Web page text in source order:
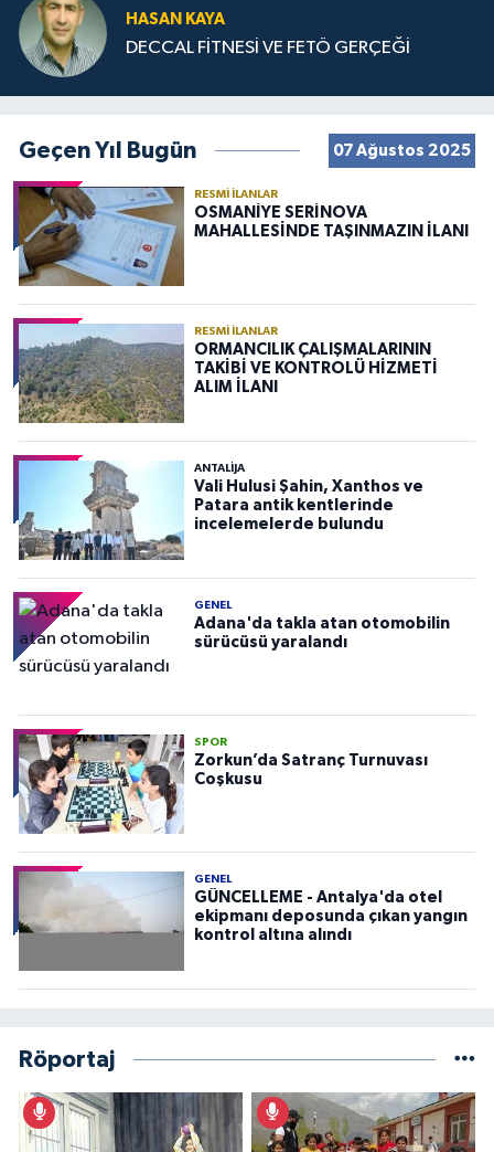
HASAN KAYA
DECCAL FİTNESİ VE FETÖ GERÇEĞİ
Geçen Yıl Bugün 07 Ağustos 2025
RESMI İLANLAR
OSMANİYE SERİNOVA
MAHALLESİNDE TAŞINMAZIN İLANI
RESMI İLANLAR
ORMANCILIK ÇALIŞMALARININ
TAKİBİ VE KONTROLÜ HİZMETİ
ALIM İLANI
ANTALIJA
Vali Hulusi Şahin, Xanthos ve
Patara antik kentlerinde
incelemelerde bulundu
GENEL
Adana'da takla atan otomobilin
sürücüsü yaralandı
SPOR
Zorkun’da Satranç Turnuvası
Coşkusu
GENEL
GÜNCELLEME - Antalya'da otel
ekipmanı deposunda çıkan yangın
kontrol altına alındı
Röportaj